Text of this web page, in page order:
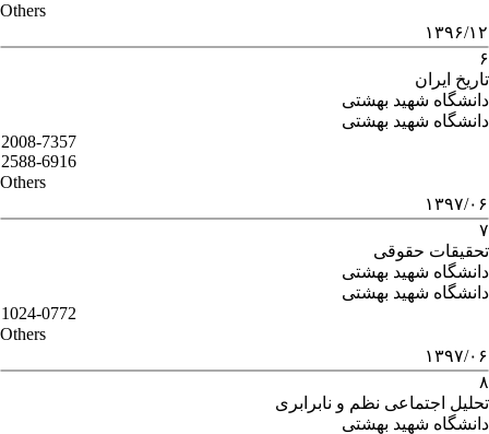
Others
۱۳۹۶/۱۲
۶
تاریخ ایران
دانشگاه شهید بهشتی
دانشگاه شهید بهشتی
2008-7357
2588-6916
Others
۱۳۹۷/۰۶
۷
تحقیقات حقوقی
دانشگاه شهید بهشتی
دانشگاه شهید بهشتی
1024-0772
Others
۱۳۹۷/۰۶
۸
تحلیل اجتماعی نظم و نابرابری
دانشگاه شهید بهشتی